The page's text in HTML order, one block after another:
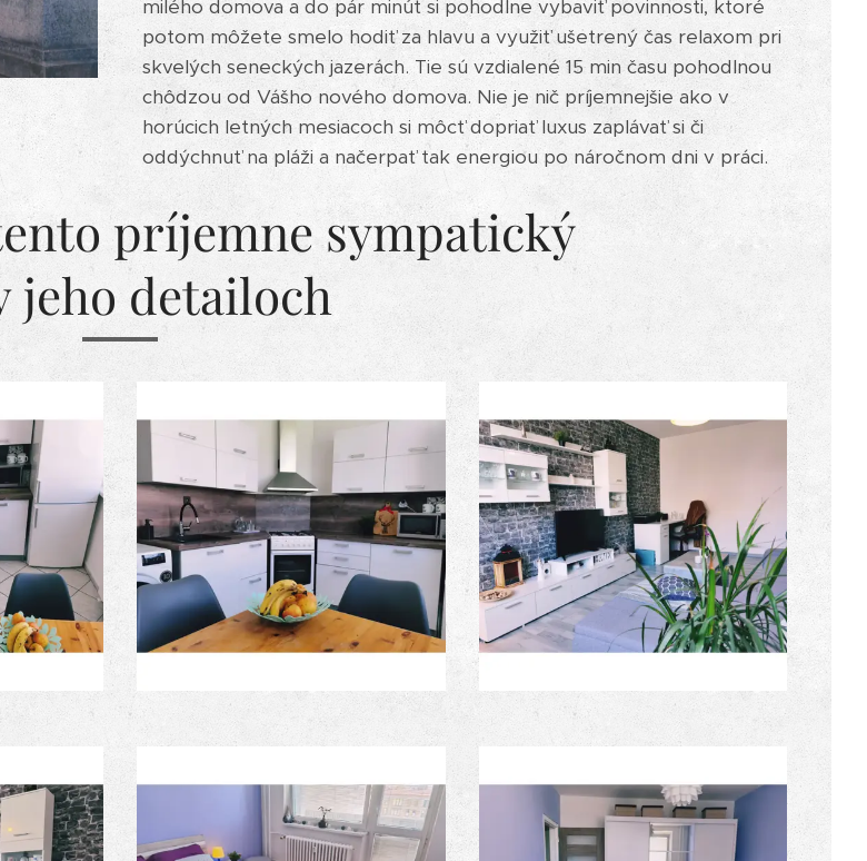
milého domova a do pár minút si pohodlne vybaviť povinnosti, ktoré
potom môžete smelo hodiť za hlavu a využiť ušetrený čas relaxom pri
skvelých seneckých jazerách. Tie sú vzdialené 15 min času pohodlnou
chôdzou od Vášho nového domova. Nie je nič príjemnejšie ako v
horúcich letných mesiacoch si môcť dopriať luxus zaplávať si či
oddýchnuť na pláži a načerpať tak energiou po náročnom dni v práci.
príjemne sympatický
jeho detailoch